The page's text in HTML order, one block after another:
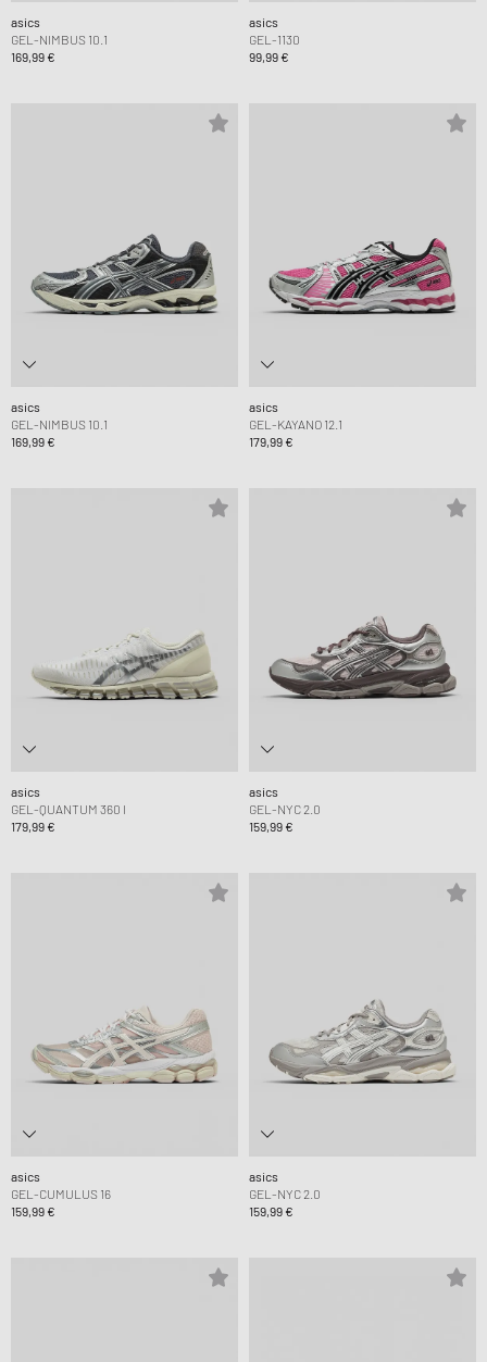
asics
GEL-NIMBUS 10.1
169,99 €
asics
GEL-1130
99,99 €
asics
GEL-NIMBUS 10.1
169,99 €
asics
GEL-KAYANO 12.1
179,99 €
asics
GEL-QUANTUM 360 I
179,99 €
asics
GEL-NYC 2.0
159,99 €
asics
GEL-CUMULUS 16
159,99 €
asics
GEL-NYC 2.0
159,99 €